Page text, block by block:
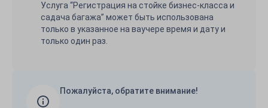
Услуга “Регистрация на стойке бизнес-класса и
сaдача багажа” может быть использована
только в указанное на ваучере время и дату и
только один раз.
Пожалуйста, обратите внимание!